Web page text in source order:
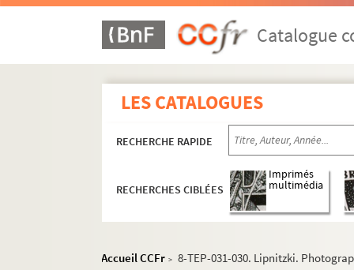
Catalogue
LES CATALOGUES
RECHERCHE RAPIDE
RECHERCHES CIBLÉES
Imprimés
multimédia
Accueil CCFr > 8-TEP-031-030. Lipnitzki.
Acteur
Metteur en scène
Courteline Tchekhov (1945)
Les épiphanies (1947)
Le sang clos (1948)
Les indifférents (1949)
Les taureaux (1949)
La pucelle (1950)